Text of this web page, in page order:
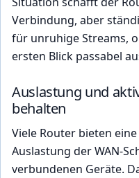
Verbindung, aber
für unruhige Streams,
ersten Blick passabel
Auslastung und
behalten
Viele Router bieten
Auslastung der WAN-
verbundenen Geräte.